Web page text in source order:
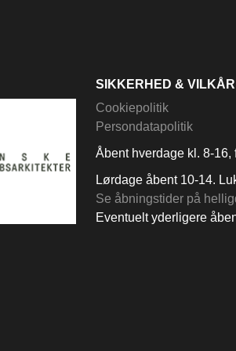
SIKKERHED & VILKÅR
Cookiepolitik
Persondatapolitik
Åbent hverdage kl. 8-16,
Lørdage åbent 10-14.
Se åbningstider på
Eventuelt yderligere